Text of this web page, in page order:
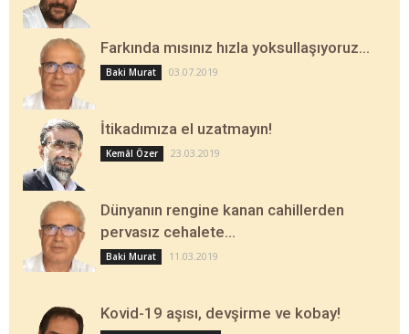
Farkında mısınız hızla yoksullaşıyoruz…
Baki Murat 03.07.2019
İtikadımıza el uzatmayın!
Kemâl Özer 23.03.2019
Dünyanın rengine kanan cahillerden
pervasız cehalete…
Baki Murat 11.03.2019
Kovid-19 aşısı, devşirme ve kobay!